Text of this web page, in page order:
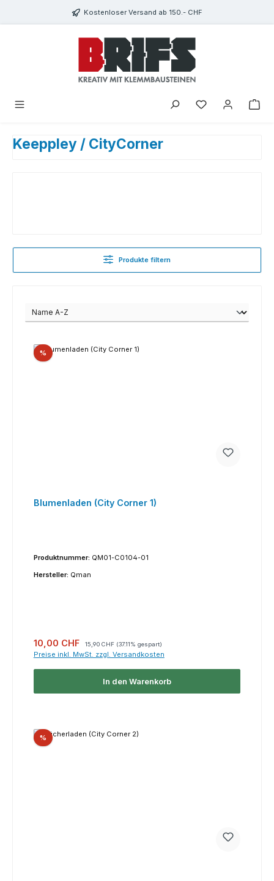
Zum Hauptinhalt springenKostenloser Versand ab 150.- CHF
Du hast 0
Keeppley / CityCorner
Produkte filtern
%Rabatt
Blumenladen (City Corner 1)
Produktnummer: QM01-C0104-01
Hersteller: Qman
Verkaufspreis:
10,00 CHF 15,90 CHF (37.11% gespart)
Preise inkl. MwSt. zzgl. Versandkosten
In den Warenkorb
%Rabatt